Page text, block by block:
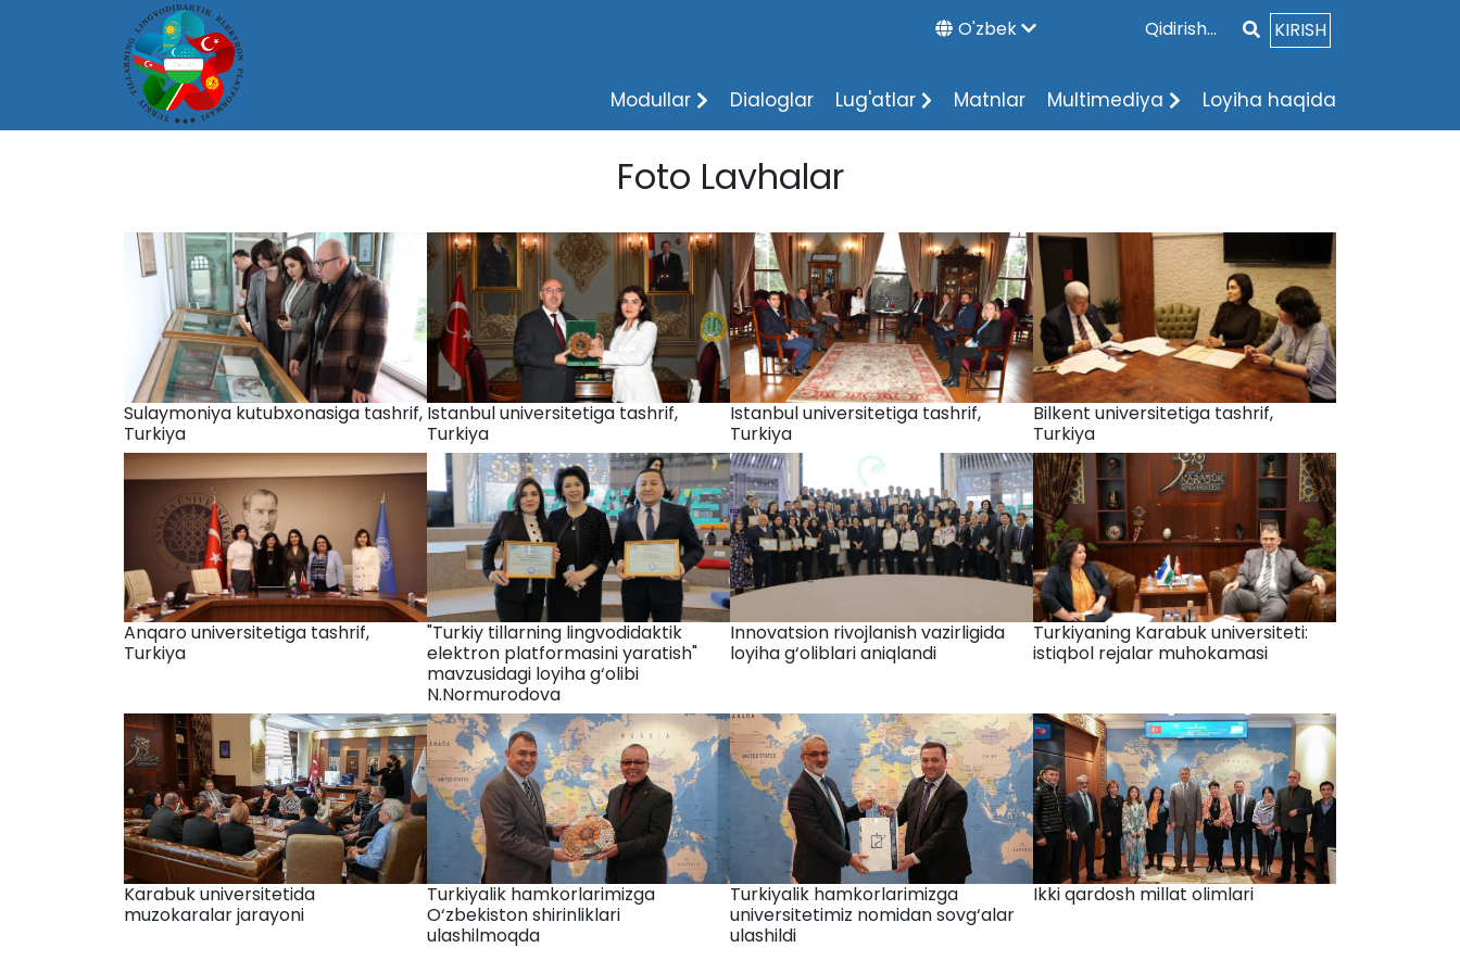
O'zbek KIRISH
Modullar Dialoglar Lug'atlar Matnlar Multimediya Loyiha haqida
Foto Lavhalar
Sulaymoniya kutubxonasiga tashrif,
Turkiya
Istanbul universitetiga tashrif,
Turkiya
Istanbul universitetiga tashrif,
Turkiya
Bilkent universitetiga tashrif,
Turkiya
Anqaro universitetiga tashrif,
Turkiya
"Turkiy tillarning lingvodidaktik
elektron platformasini yaratish"
mavzusidagi loyiha g‘olibi
N.Normurodova
Innovatsion rivojlanish vazirligida
loyiha g‘oliblari aniqlandi
Turkiyaning Karabuk universiteti:
istiqbol rejalar muhokamasi
Karabuk universitetida
muzokaralar jarayoni
Turkiyalik hamkorlarimizga
O‘zbekiston shirinliklari
ulashilmoqda
Turkiyalik hamkorlarimizga
universitetimiz nomidan sovg‘alar
ulashildi
Ikki qardosh millat olimlari